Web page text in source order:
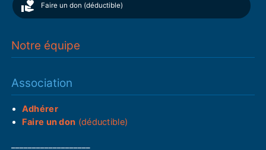
Faire un don (déductible)
Notre équipe
Association
Adhérer
Faire un don (déductible)